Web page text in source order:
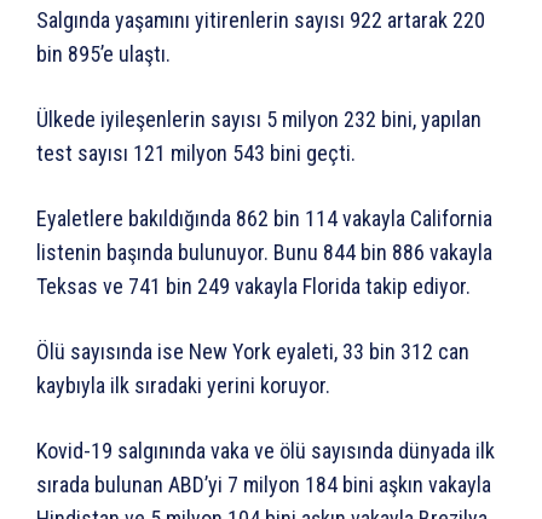
Salgında yaşamını yitirenlerin sayısı 922 artarak 220
bin 895’e ulaştı.
Ülkede iyileşenlerin sayısı 5 milyon 232 bini, yapılan
test sayısı 121 milyon 543 bini geçti.
Eyaletlere bakıldığında 862 bin 114 vakayla California
listenin başında bulunuyor. Bunu 844 bin 886 vakayla
Teksas ve 741 bin 249 vakayla Florida takip ediyor.
Ölü sayısında ise New York eyaleti, 33 bin 312 can
kaybıyla ilk sıradaki yerini koruyor.
Kovid-19 salgınında vaka ve ölü sayısında dünyada ilk
sırada bulunan ABD’yi 7 milyon 184 bini aşkın vakayla